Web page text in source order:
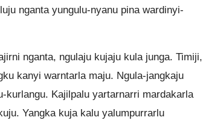
nganta yungulu-nyanu pina wardinyi-
nganta, ngulaju kujaju kula junga. Timiji,
kanyi warntarla maju. Ngula-jangkaju
kurlangu. Kajilpalu yartarnarri mardakarla
Yangka kuja kalu yalumpurrarlu